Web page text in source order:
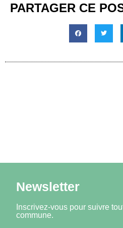
PARTAGER CE
Newsletter
Inscrivez-vous pour suivre
commune.